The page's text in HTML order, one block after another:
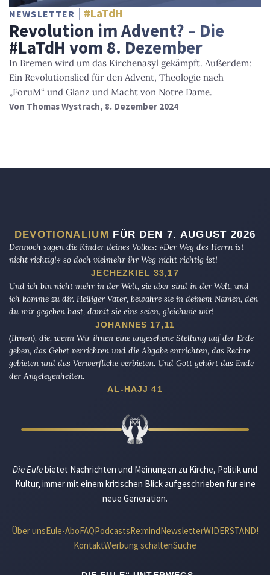
NEWSLETTER #LaTdH
Revolution im Advent? – Die
#LaTdH vom 8. Dezember
In Bremen wird um das Kirchenasyl gekämpft. Außerdem:
Ein Revolutionslied für den Advent, Theologie nach
„ForuM“ und Glanz und Macht von Notre Dame.
Von Thomas Wystrach, 8. Dezember 2024
DEVOTIONALIUM FÜR DEN 7. AUGUST 2026
Dennoch sagen die Kinder deines Volkes: »Der Weg des Herrn ist
nicht richtig!« so doch vielmehr ihr Weg nicht richtig ist!
JECHEZKIEL 33,17
Und ich bin nicht mehr in der Welt, sie aber sind in der Welt, und
ich komme zu dir. Heiliger Vater, bewahre sie in deinem Namen, den
du mir gegeben hast, damit sie eins seien, gleichwie wir!
JOHANNES 17,11
(Ihnen), die, wenn Wir ihnen eine angesehene Stellung auf der Erde
geben, das Gebet verrichten und die Abgabe entrichten, das Rechte
gebieten und das Verwerfliche verbieten. Und Gott gehört das Ende
der Angelegenheiten.
AL-HAJJ 41
Die Eulebietet Nachrichten und Meinungen zu Kirche, Politik und
Kultur, immer mit einem kritischen Blick aufgeschrieben für eine
neue Generation.
Über unsEule-AboFAQPodcastsRe:mindNewsletterWIDERSTAND!
KontaktWerbung schaltenSuche